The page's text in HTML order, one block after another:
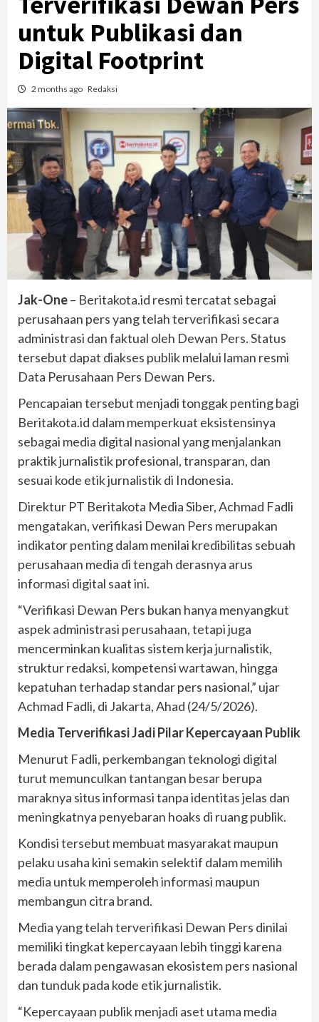
untuk Publikasi dan
Digital Footprint
2 months ago Redaksi
Jak-One– Beritakota.id resmi tercatat sebagai
perusahaan pers yang telah terverifikasi secara
administrasi dan faktual oleh Dewan Pers. Status
tersebut dapat diakses publik melalui laman resmi
Data Perusahaan Pers Dewan Pers.
Pencapaian tersebut menjadi tonggak penting bagi
Beritakota.id dalam memperkuat eksistensinya
sebagai media digital nasional yang menjalankan
praktik jurnalistik profesional, transparan, dan
sesuai kode etik jurnalistik di Indonesia.
Direktur PT Beritakota Media Siber, Achmad Fadli
mengatakan, verifikasi Dewan Pers merupakan
indikator penting dalam menilai kredibilitas sebuah
perusahaan media di tengah derasnya arus
informasi digital saat ini.
“Verifikasi Dewan Pers bukan hanya menyangkut
aspek administrasi perusahaan, tetapi juga
mencerminkan kualitas sistem kerja jurnalistik,
struktur redaksi, kompetensi wartawan, hingga
kepatuhan terhadap standar pers nasional,” ujar
Achmad Fadli, di Jakarta, Ahad (24/5/2026).
Media Terverifikasi Jadi Pilar Kepercayaan Publik
Menurut Fadli, perkembangan teknologi digital
turut memunculkan tantangan besar berupa
maraknya situs informasi tanpa identitas jelas dan
meningkatnya penyebaran hoaks di ruang publik.
Kondisi tersebut membuat masyarakat maupun
pelaku usaha kini semakin selektif dalam memilih
media untuk memperoleh informasi maupun
membangun citra brand.
Media yang telah terverifikasi Dewan Pers dinilai
memiliki tingkat kepercayaan lebih tinggi karena
berada dalam pengawasan ekosistem pers nasional
dan tunduk pada kode etik jurnalistik.
“Kepercayaan publik menjadi aset utama media